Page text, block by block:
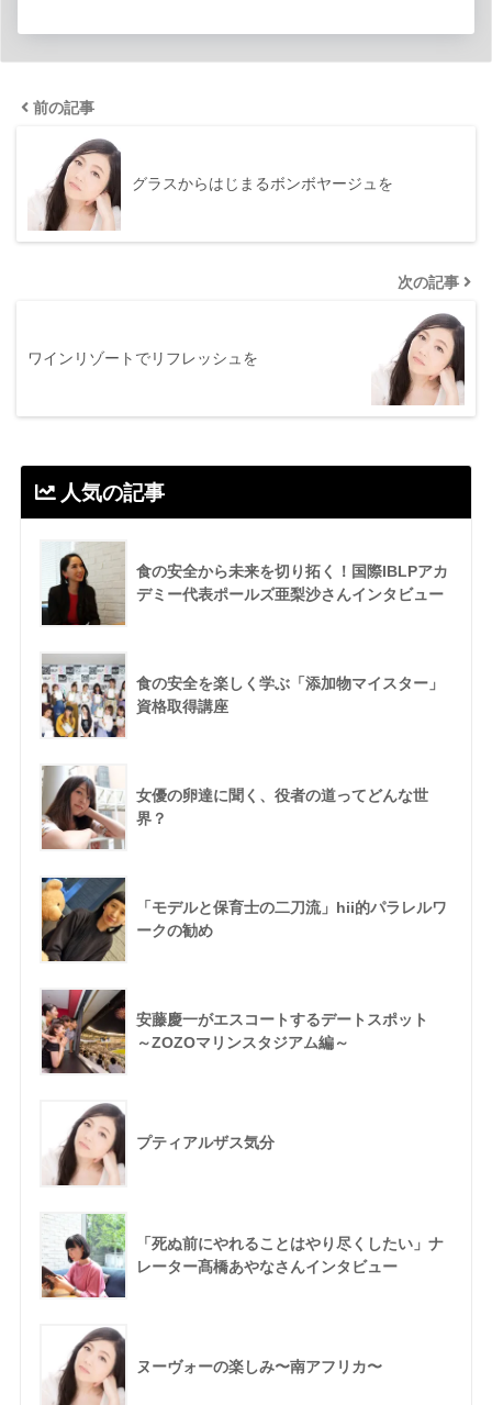
前の記事
グラスからはじまるボンボヤージュを
次の記事
ワインリゾートでリフレッシュを
人気の記事
食の安全から未来を切り拓く！国際IBLPアカ
デミー代表ポールズ亜梨沙さんインタビュー
食の安全を楽しく学ぶ「添加物マイスター」
資格取得講座
女優の卵達に聞く、役者の道ってどんな世
界？
「モデルと保育士の二刀流」hii的パラレルワ
ークの勧め
安藤慶一がエスコートするデートスポット
～ZOZOマリンスタジアム編～
プティアルザス気分
「死ぬ前にやれることはやり尽くしたい」ナ
レーター髙橋あやなさんインタビュー
ヌーヴォーの楽しみ〜南アフリカ〜